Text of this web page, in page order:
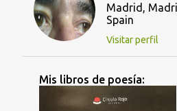
Madrid,
Spain
Visitar perfil
Mis libros de poesía: